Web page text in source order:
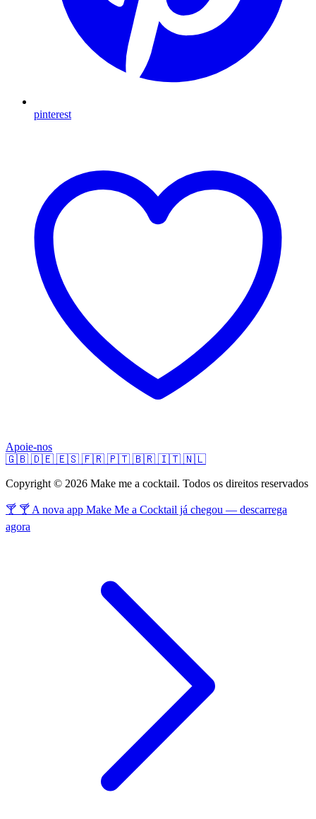
pinterest
Apoie-nos
🇬🇧 🇩🇪 🇪🇸 🇫🇷 🇵🇹 🇧🇷 🇮🇹 🇳🇱
Copyright © 2026 Make me a cocktail. Todos os direitos reservados
🍸 🍸 A nova app Make Me a Cocktail já chegou — descarrega
agora